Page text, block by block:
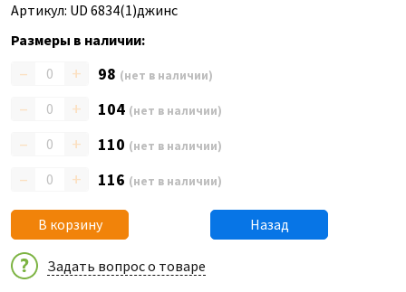
Артикул: UD 6834(1)джинс
Размеры в наличии:
– + 98 (нет в наличии)
– + 104 (нет в наличии)
– + 110 (нет в наличии)
– + 116 (нет в наличии)
В корзину Назад
Задать вопрос о товаре